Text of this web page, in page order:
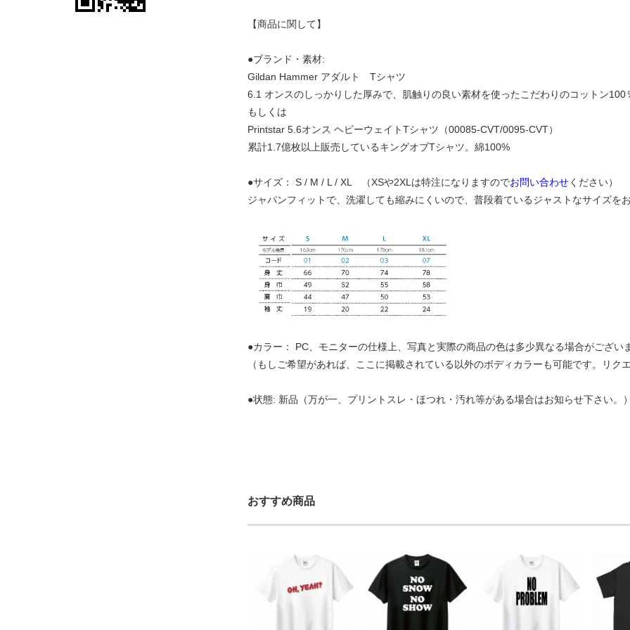
【商品に関して】
●ブランド・素材:
Gildan Hammer アダルト Tシャツ
6.1 オンスのしっかりした厚みで、肌触りの良い素材を使ったこだわりのコットン100
もしくは
Printstar 5.6オンス ヘビーウェイトTシャツ（00085-CVT/0095-CVT）
累計1.7億枚以上販売しているキングオブTシャツ。綿100%
●サイズ： S / M / L / XL （XSや2XLは特注になりますのでお問い合わせください）
ジャパンフィットで、洗濯しても縮みにくいので、普段着ているジャストなサイズをお
●カラー： PC、モニターの仕様上、写真と実際の商品の色は多少異なる場合がござい
（もしご希望があれば、ここに掲載されている以外のボディカラーも可能です。リク
●状態: 新品（万が一、プリントスレ・ほつれ・汚れ等がある場合はお知らせ下さい。）
おすすめ商品